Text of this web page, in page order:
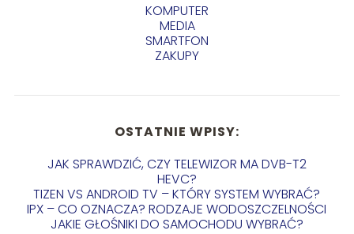
KOMPUTER
MEDIA
SMARTFON
ZAKUPY
OSTATNIE WPISY:
JAK SPRAWDZIĆ, CZY TELEWIZOR MA DVB-T2
HEVC?
TIZEN VS ANDROID TV – KTÓRY SYSTEM WYBRAĆ?
IPX – CO OZNACZA? RODZAJE WODOSZCZELNOŚCI
JAKIE GŁOŚNIKI DO SAMOCHODU WYBRAĆ?